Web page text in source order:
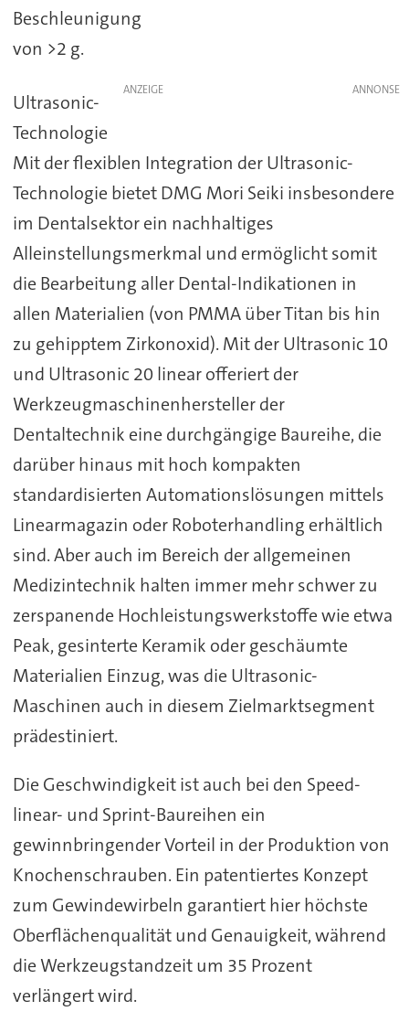
Beschleunigung
von >2 g.
ANZEIGE
Ultrasonic-
Technologie
Mit der flexiblen Integration der Ultrasonic-
Technologie bietet DMG Mori Seiki insbesondere
im Dentalsektor ein nachhaltiges
Alleinstellungsmerkmal und ermöglicht somit
die Bearbeitung aller Dental-Indikationen in
allen Materialien (von PMMA über Titan bis hin
zu gehipptem Zirkonoxid). Mit der Ultrasonic 10
und Ultrasonic 20 linear offeriert der
Werkzeugmaschinenhersteller der
Dentaltechnik eine durchgängige Baureihe, die
darüber hinaus mit hoch kompakten
standardisierten Automationslösungen mittels
Linearmagazin oder Roboterhandling erhältlich
sind. Aber auch im Bereich der allgemeinen
Medizintechnik halten immer mehr schwer zu
zerspanende Hochleistungswerkstoffe wie etwa
Peak, gesinterte Keramik oder geschäumte
Materialien Einzug, was die Ultrasonic-
Maschinen auch in diesem Zielmarktsegment
prädestiniert.
Die Geschwindigkeit ist auch bei den Speed-
linear- und Sprint-Baureihen ein
gewinnbringender Vorteil in der Produktion von
Knochenschrauben. Ein patentiertes Konzept
zum Gewindewirbeln garantiert hier höchste
Oberflächenqualität und Genauigkeit, während
die Werkzeugstandzeit um 35 Prozent
verlängert wird.